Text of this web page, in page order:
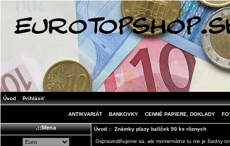
Úvod Prihlásiť
ANTIKVARIÁT BANKOVKY CENNÉ PAPIERE, DOKLADY
.::Mena Úvod:: Známky plazy balíček 50 ks rôznych
Ospravedlňujeme sa, ale momentálne tu nie je žiadny